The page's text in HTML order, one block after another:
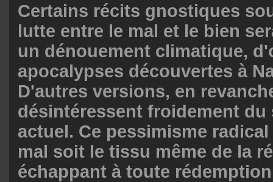
Certains récits gnostiques
lutte entre le mal et le bien
un dénouement climatique,
apocalypses découvertes à
D'autres versions, en
désintéressent froidement du
actuel. Ce pessimisme
mal soit le tissu même de la
échappant à toute